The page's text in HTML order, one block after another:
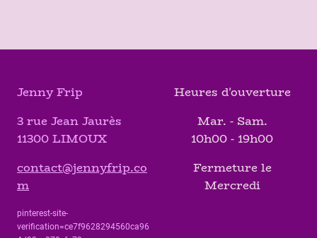
Jenny Frip
3 rue Jean Jaurès
11300 LIMOUX
contact@jennyfrip.co
m
pinterest-site-
verification=ce7f9628294560ca96
Heures d'ouverture
Mar. - Sam.
10h00 - 19h00
Fermeture le
Mercredi